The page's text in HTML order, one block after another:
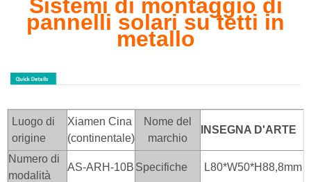
Sistemi di montaggio di
pannelli solari su tetti in
metallo
Luogo di
origine
Xiamen Cina
(continentale)
Nome del
marchio
INSEGNA D'ARTE
Numero di
modalità
AS-ARH-10B Specifiche L80*W50*H88,8mm